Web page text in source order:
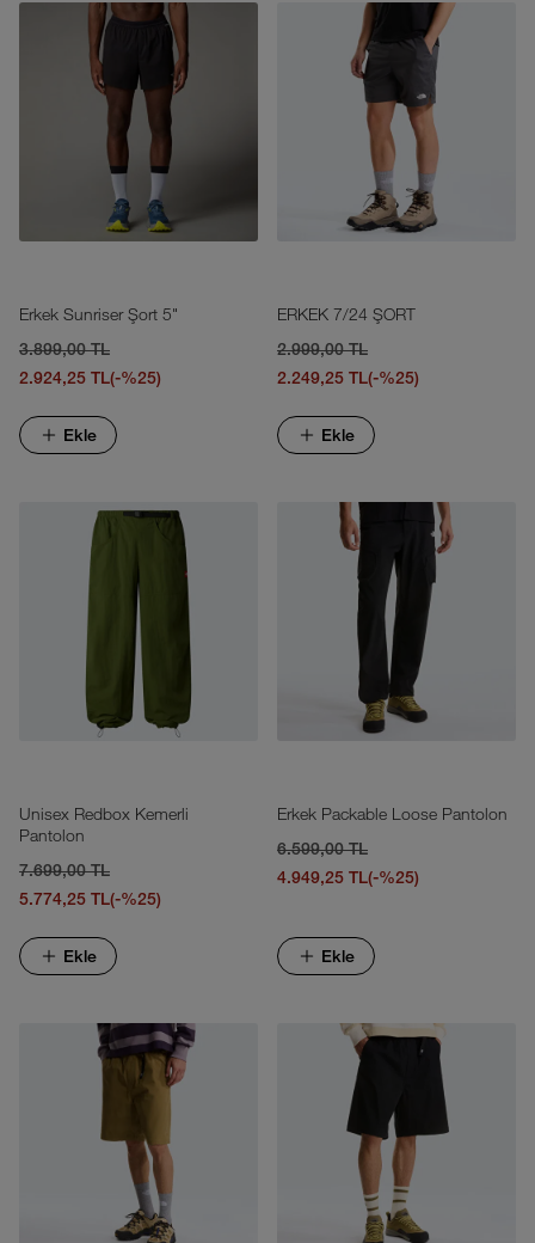
Erkek Sunriser Şort 5"
3.899,00 TL
2.924,25 TL(-%25)
Ekle
ERKEK 7/24 ŞORT
2.999,00 TL
2.249,25 TL(-%25)
Ekle
Unisex Redbox Kemerli
Pantolon
7.699,00 TL
5.774,25 TL(-%25)
Ekle
Erkek Packable Loose Pantolon
6.599,00 TL
4.949,25 TL(-%25)
Ekle